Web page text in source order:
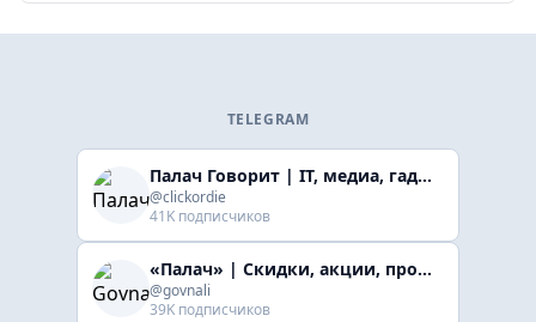
TELEGRAM
Палач Говорит | IT, медиа, гaджеты, скидки
@clickordie
41K подписчиков
«Палач» | Скидки, акции, промокоды
@govnali
39K подписчиков